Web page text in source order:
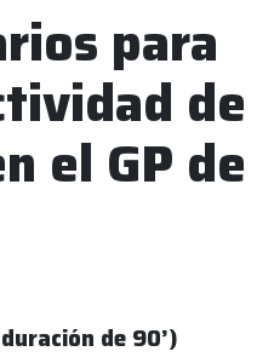
para
de
el GP de
de 90’)